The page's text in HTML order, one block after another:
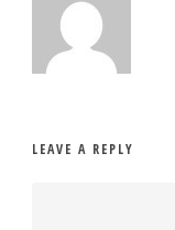
LEAVE A REPLY